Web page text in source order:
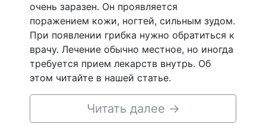
очень заразен. Он проявляется
поражением кожи, ногтей, сильным зудом.
При появлении грибка нужно обратиться к
врачу. Лечение обычно местное, но иногда
требуется прием лекарств внутрь. Об
этом читайте в нашей статье.
Читать далее →